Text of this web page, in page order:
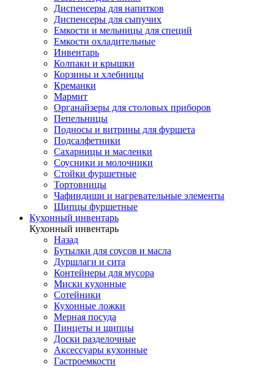
Диспенсеры для напитков
Диспенсеры для сыпучих
Емкости и мельницы для специй
Емкости охладительные
Инвентарь
Колпаки и крышки
Корзины и хлебницы
Креманки
Мармит
Органайзеры для столовых приборов
Пепельницы
Подносы и витрины для фуршета
Подсалфетники
Сахарницы и масленки
Соусники и молочники
Стойки фуршетные
Тортовницы
Чафиндиши и нагревательные элементы
Щипцы фуршетные
Кухонный инвентарь
Кухонный инвентарь
Назад
Бутылки для соусов и масла
Дуршлаги и сита
Контейнеры для мусора
Миски кухонные
Сотейники
Кухонные ложки
Мерная посуда
Пинцеты и щипцы
Доски разделочные
Аксессуары кухонные
Гастроемкости